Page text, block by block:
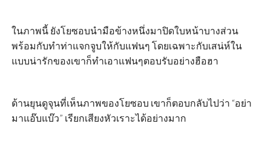
ในภาพนี้ ยังโยซอบนำมือข้างหนึ่งมาปิดใบหน้าบางส่วน
พร้อมกับทำท่าแจกจูบให้กับแฟนๆ โดยเฉพาะกับเสน่ห์ใน
แบบน่ารักของเขาก็ทำเอาแฟนๆตอบรับอย่างฮือฮา
ด้านยุนดูจุนที่เห็นภาพของโยซอบ เขาก็ตอบกลับไปว่า “อย่า
มาแอ๊บแบ๊ว” เรียกเสียงหัวเราะได้อย่างมาก